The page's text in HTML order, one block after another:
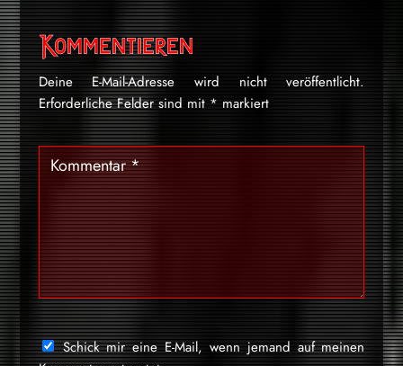
Kommentieren
Deine E-Mail-Adresse wird nicht veröffentlicht.
Erforderliche Felder sind mit * markiert
Schick mir eine E-Mail, wenn jemand auf meinen